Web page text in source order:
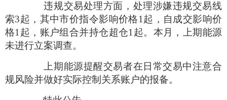
违规交易处理方面，处理涉嫌违规交易线
索3起，其中市价指令影响价格1 起，自成交影响价
格1 起，账户组合并持仓超仓1 起。本月，上期能源
未进行立案调查。
上期能源提醒交易者在日常交易中注意合
规风险并做好实际控制关系账户的报备。